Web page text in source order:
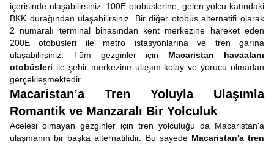
içerisinde ulaşabilirsiniz. 100E otobüslerine, gelen yolcu katındaki
BKK durağından ulaşabilirsiniz. Bir diğer otobüs alternatifi olarak
2 numaralı terminal binasından kent merkezine hareket eden
200E otobüsleri ile metro istasyonlarına ve tren garına
ulaşabilirsiniz. Tüm gezginler için Macaristan havaalanı
otobüsleri ile şehir merkezine ulaşım kolay ve yorucu olmadan
gerçekleşmektedir.
Macaristan’a Tren Yoluyla Ulaşımla
Romantik ve Manzaralı Bir Yolculuk
Acelesi olmayan gezginler için tren yolculuğu da Macaristan'a
ulaşmanın bir başka alternatifidir. Bu sayede Macaristan'a tren